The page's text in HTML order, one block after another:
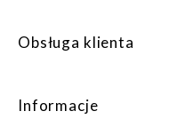
Obsługa klienta
Informacje